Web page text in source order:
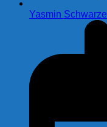
Yasmin Schwarze